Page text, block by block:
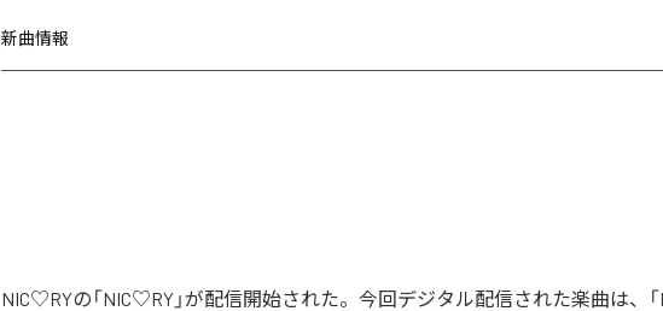
新曲情報
NIC♡RYの「NIC♡RY」が配信開始された。今回デジタル配信された楽曲は、「